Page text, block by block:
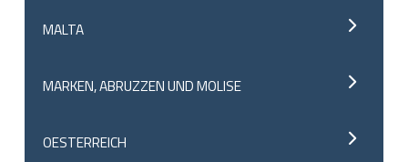
MALTA
MARKEN, ABRUZZEN UND MOLISE
OESTERREICH